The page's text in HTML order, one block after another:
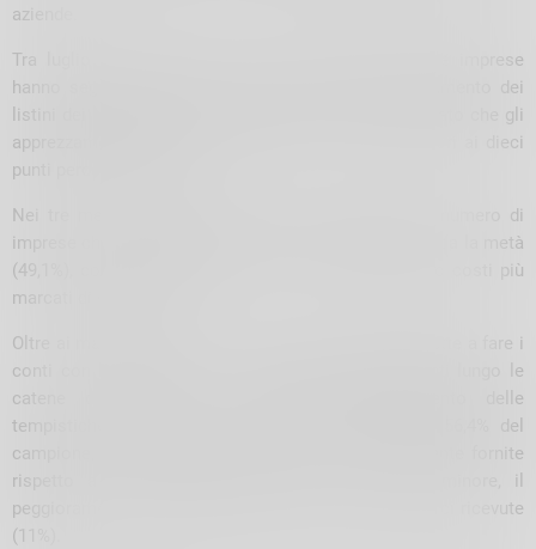
aziende.
Tra luglio e settembre circa due terzi (65,5%) delle imprese
hanno segnalato di aver dovuto far fronte ad un aumento dei
listini dei propri fornitori e, tra questi, il 22% ha indicato che gli
apprezzamenti delle commodities sono stati superiori ai dieci
punti percentuali (+10%).
Nei tre mesi successivi, tra ottobre e dicembre, il numero di
imprese che ha segnalato aumenti si è attestata a circa la metà
(49,1%), con una quota del 14,7% che ha evidenziato costi più
marcati di oltre il 10%.
Oltre ai maggiori prezzi, le imprese sono state costrette a fare i
conti con le distorsioni e i colli di bottiglia presenti lungo le
catene di fornitura, in particolare l’allungamento delle
tempistiche necessarie a ricevere le merci per il 56,4% del
campione, la diminuzione delle quantità effettivamente fornite
rispetto a quelle ordinate (31,1%) e, in misura minore, il
peggioramento della qualità dei materiali e delle merci ricevute
(11%).